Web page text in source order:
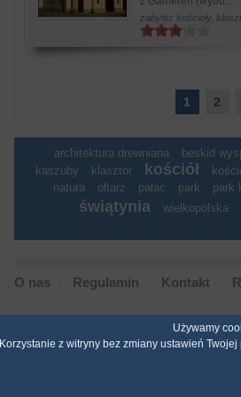
zabytki: kościoły,
1 2
architektura drewniana beskid
kaszuby
klasztor kościół
natura
ołtarz pałac park park
świątynia wielkopolska
O nas Regulamin Kontakt
Wszystkie prawa zastrze�one. �adna cz�� ani
u�yta do
Używamy
Korzystanie z witryny bez zmiany ustawień